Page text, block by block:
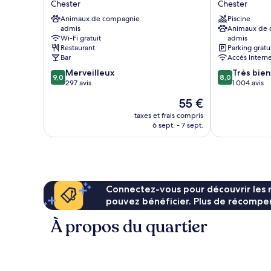
Wyndham
Chester
East
Chester
Chester
Animaux de compagnie
admis
Wi-Fi gratuit
Restaurant
Bar
9.0
sur
9,0 Merveilleux
297 avis
Le
nouveau
prix
55 €
taxes et frais compris
6 sept. - 7 sept.
-
South
by
IHG
Chester
Chester
Piscine
Animaux de
admis
Parking
Accès
8.0
sur
8,0 Très bien
1 004 avis
Connectez-vous pour découvrir
pouvez bénéficier. Plus de
À propos du quartier